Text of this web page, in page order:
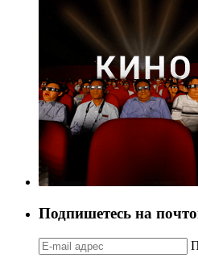
Подпишетесь на